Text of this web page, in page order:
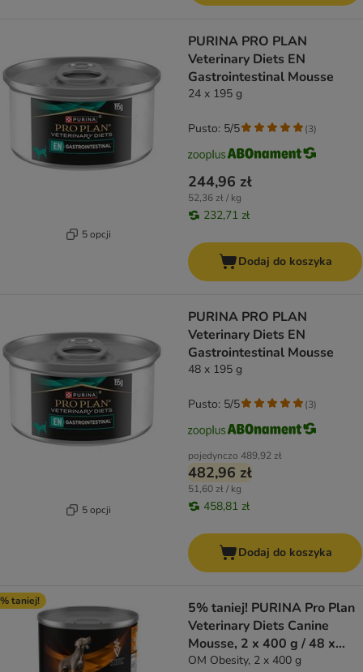
5 opcji
PURINA PRO PLAN
Veterinary Diets EN
Gastrointestinal Mousse
24 x 195 g
244,96 zł
52,36 zł / kg
232,71 zł
Pusto: 5/5 (3)
Dodaj do koszyka
5 opcji
PURINA PRO PLAN
Veterinary Diets EN
Gastrointestinal Mousse
48 x 195 g
pojedynczo 489,92 zł
482,96 zł
51,60 zł / kg
458,81 zł
Pusto: 5/5 (3)
Dodaj do koszyka
taniej!
5% taniej! PURINA Pro Plan
Veterinary Diets Canine
Mousse, 2 x 400 g / 48 x
195 g
OM Obesity, 2 x 400 g